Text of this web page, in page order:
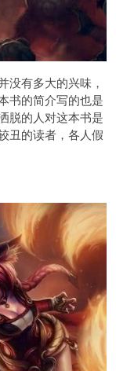
没有多大的兴味，
书的简介写的也是
脱的人对这本书是
丑的读者，各人假